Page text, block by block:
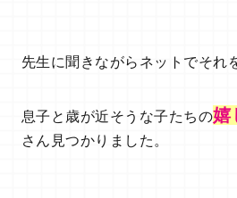
先生に聞きながらネットでそれ
息子と歳が近そうな子たちの嬉
さん見つかりました。